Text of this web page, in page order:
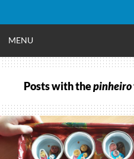
MENU
MENU
Posts with thepinheiro